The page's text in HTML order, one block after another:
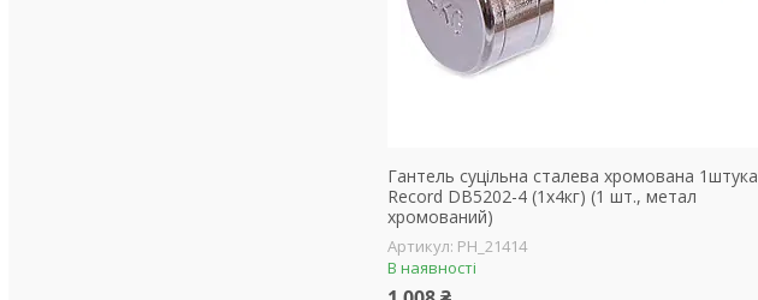
Гантель суцільна сталева хромована 1штука
Record DB5202-4 (1x4кг) (1 шт., метал
хромований)
PH_21414
В наявності